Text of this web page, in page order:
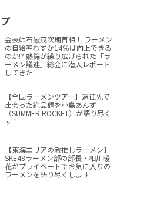
会長は石破茂次期首相！ ラーメン
の自給率わずか14％は向上できる
のか!? 熱論が繰り広げられた「ラ
ーメン議連」総会に潜入レポート
してきた
【全国ラーメンツアー】遠征先で
出会った絶品麺を小島あんず
（SUMMER ROCKET）が語り尽く
す！
【東海エリアの激推しラーメン】
SKE48ラーメン部の部長・相川暖
花がプライベートでお気に入りの
ラーメンを語り尽くします